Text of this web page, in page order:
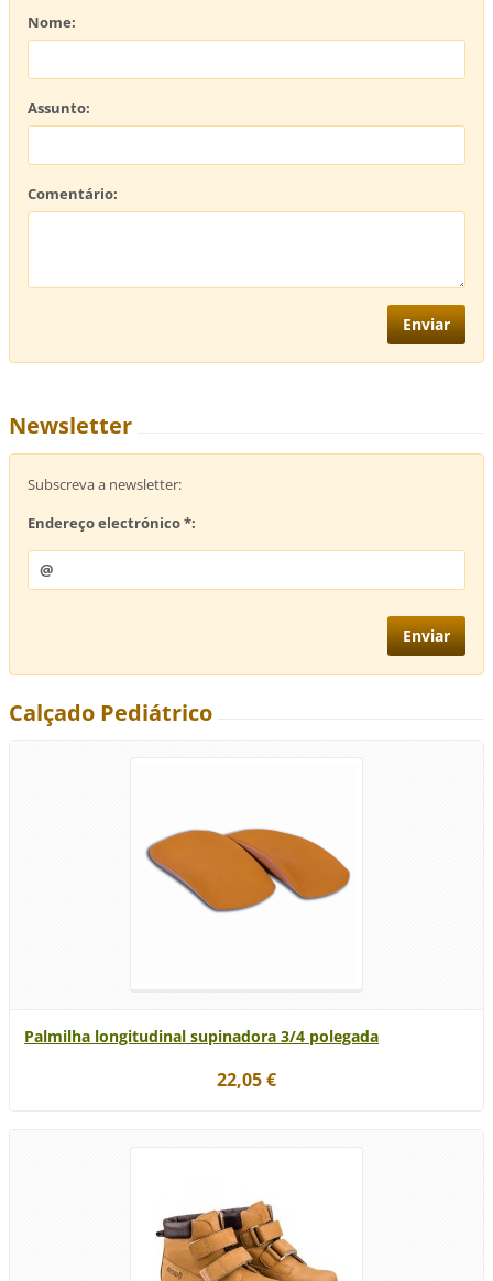
Nome:
Assunto:
Comentário:
Newsletter
Subscreva a newsletter:
Endereço electrónico *:
Calçado Pediátrico
Palmilha longitudinal supinadora 3/4 polegada
22,05 €